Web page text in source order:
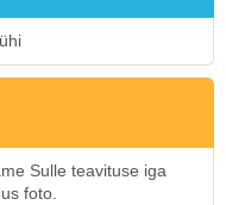
Sulle teavituse iga
foto.